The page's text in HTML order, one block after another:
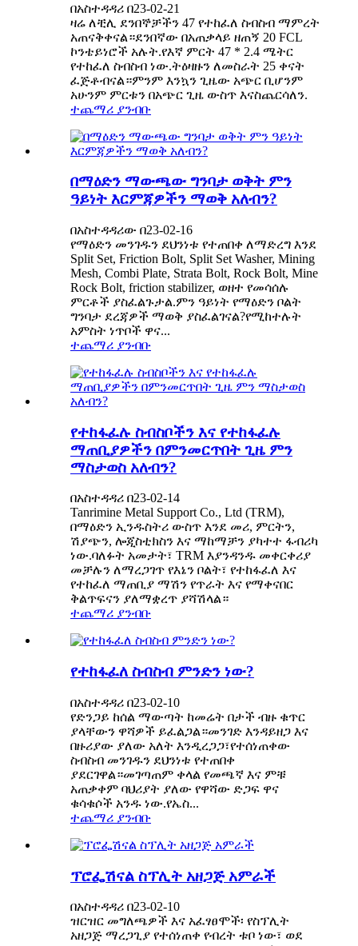
በአስተዳዳሪ በ23-02-21
ዛሬ ለቺሊ ደንበኞቻችን 47 የተከፈለ ስብስብ ማምረት
አጠናቅቀናል።ደንበኛው በአጠቃላይ ዘጠኝ 20 FCL
ኮንቴይነሮች አሉት.የእኛ ምርት 47 * 2.4 ሜትር
የተከፈለ ስብስብ ነው.ትዕዛዙን ለመስራት 25 ቀናት
ፈጅቶብናል።ምንም እንኳን ጊዜው አጭር ቢሆንም
አሁንም ምርቱን በአጭር ጊዜ ውስጥ እናስጨርሳለን.
ተጨማሪ ያንብቡ
በማዕድን ማውጫው ግንባታ ወቅት ምን
ዓይነት እርምጃዎችን ማወቅ አለብን?
በአስተዳዳሪው በ23-02-16
የማዕድን መንገዱን ደህንነቱ የተጠበቀ ለማድረግ እንደ
Split Set, Friction Bolt, Split Set Washer, Mining
Mesh, Combi Plate, Strata Bolt, Rock Bolt, Mine
Rock Bolt, friction stabilizer, ወዘተ የመሳሰሉ
ምርቶች ያስፈልጉታል.ምን ዓይነት የማዕድን ቦልት
ግንባታ ደረጃዎች ማወቅ ያስፈልገናል?የሚከተሉት
አምስት ነጥቦች ዋና...
ተጨማሪ ያንብቡ
የተከፋፈሉ ስብስቦችን እና የተከፋፈሉ
ማጠቢያዎችን በምንመርጥበት ጊዜ ምን
ማስታወስ አለብን?
በአስተዳዳሪ በ23-02-14
Tanrimine Metal Support Co., Ltd (TRM),
በማዕድን ኢንዱስትሪ ውስጥ እንደ መሪ, ምርትን,
ሽያጭን, ሎጂስቲክስን እና ማከማቻን ያካተተ ፋብሪካ
ነው.ባለፉት አመታት፣ TRM እያንዳንዱ መቀርቀሪያ
መቻሉን ለማረጋገጥ የእኔን ቦልት፣ የተከፋፈለ እና
የተከፈለ ማጠቢያ ማሽን የጥራት እና የማቀናበር
ቅልጥፍናን ያለማቋረጥ ያሻሽላል።
ተጨማሪ ያንብቡ
የተከፋፈለ ስብስብ ምንድን ነው?
በአስተዳዳሪ በ23-02-10
የድንጋይ ከሰል ማውጣት ከመሬት በታች ብዙ ቁጥር
ያላቸውን ዋሻዎች ይፈልጋል።መንገድ እንዳይዘጋ እና
በዙሪያው ያለው አለት እንዲረጋጋ፣የተሰነጠቀው
ስብስብ መንገዱን ደህንነቱ የተጠበቀ
ያደርገዋል።መገጣጠም ቀላል የመጫኛ እና ምቹ
አጠቃቀም ባህሪያት ያለው የዋሻው ድጋፍ ዋና
ቁሳቁሶች አንዱ ነው.የኤስ...
ተጨማሪ ያንብቡ
ፕሮፌሽናል ስፕሊት አዘጋጅ አምራች
በአስተዳዳሪ በ23-02-10
ዝርዝር መግለጫዎች እና አፈፃፀሞች፡ የስፕሊት
አዘጋጅ ማረጋጊያ የተሰነጠቀ የብረት ቱቦ ነው፣ ወደ